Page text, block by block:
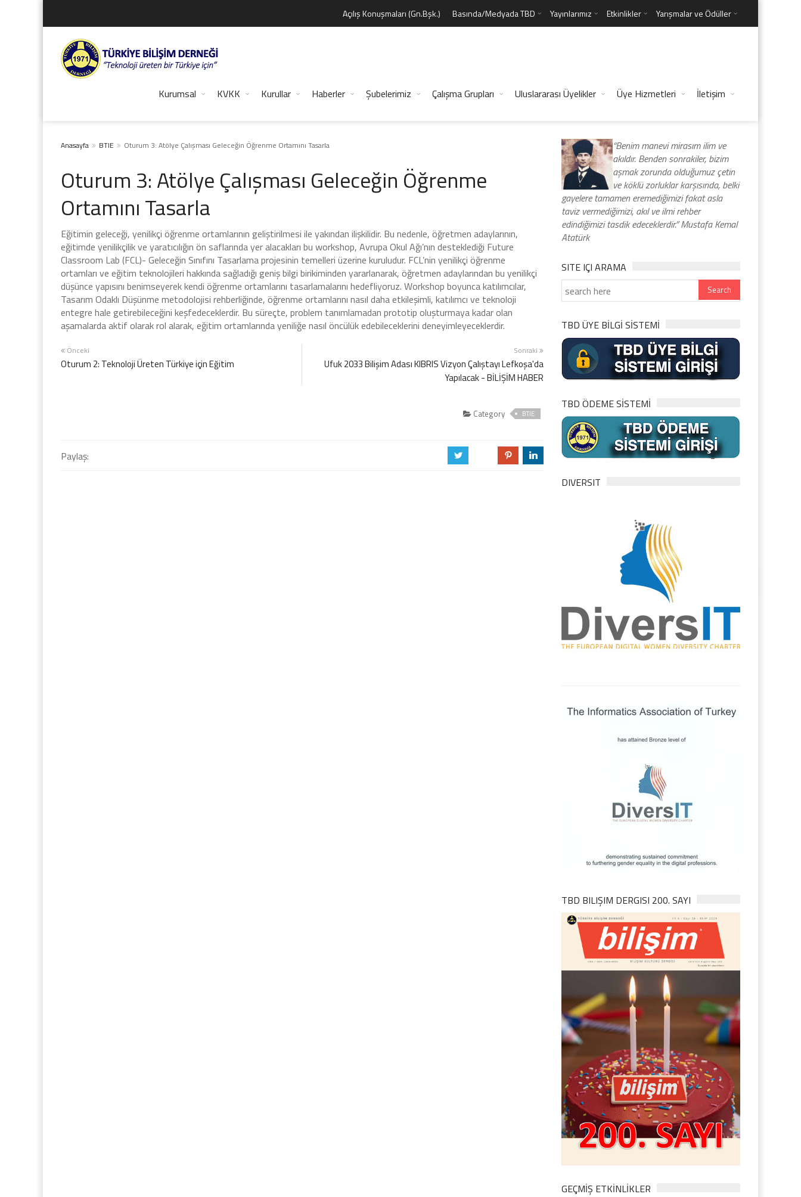
Açılış Konuşmaları (Gn.Bşk.) Basında/Medyada TBD Yayınlarımız Etkinlikler Yarışmalar ve Ödüller
Kurumsal KVKK Kurullar Haberler Şubelerimiz Çalışma Grupları Uluslararası Üyelikler Üye Hizmetleri İletişim
Anasayfa BTIE Oturum 3: Atölye Çalışması Geleceğin Öğrenme Ortamını Tasarla
Oturum 3: Atölye Çalışması Geleceğin Öğrenme
Ortamını Tasarla
Eğitimin geleceği, yenilikçi öğrenme ortamlarının geliştirilmesi ile yakından ilişkilidir. Bu nedenle, öğretmen adaylarının,
eğitimde yenilikçilik ve yaratıcılığın ön saflarında yer alacakları bu workshop, Avrupa Okul Ağı’nın desteklediği Future
Classroom Lab (FCL)- Geleceğin Sınıfını Tasarlama projesinin temelleri üzerine kuruludur. FCL’nin yenilikçi öğrenme
ortamları ve eğitim teknolojileri hakkında sağladığı geniş bilgi birikiminden yararlanarak, öğretmen adaylarından bu yenilikçi
düşünce yapısını benimseyerek kendi öğrenme ortamlarını tasarlamalarını hedefliyoruz. Workshop boyunca katılımcılar,
Tasarım Odaklı Düşünme metodolojisi rehberliğinde, öğrenme ortamlarını nasıl daha etkileşimli, katılımcı ve teknoloji
entegre hale getirebileceğini keşfedeceklerdir. Bu süreçte, problem tanımlamadan prototip oluşturmaya kadar olan
aşamalarda aktif olarak rol alarak, eğitim ortamlarında yeniliğe nasıl öncülük edebileceklerini deneyimleyeceklerdir.
Önceki
Oturum 2: Teknoloji Üreten Türkiye için Eğitim
Sonraki
Ufuk 2033 Bilişim Adası KIBRIS Vizyon Çalıştayı Lefkoşa'da
Yapılacak - BİLİŞİM HABER
Category BTIE
Paylaş: a d j
“Benim manevi mirasım ilim ve
akıldır. Benden sonrakiler, bizim
aşmak zorunda olduğumuz çetin
ve köklü zorluklar karşısında, belki
gayelere tamamen eremediğimizi fakat asla
taviz vermediğimizi, akıl ve ilmi rehber
edindiğimizi tasdik edeceklerdir.” Mustafa Kemal
Atatürk
SITE IÇI ARAMA
TBD ÜYE BİLGİ SİSTEMİ
TBD ÖDEME SİSTEMİ
DIVERSIT
TBD BILIŞIM DERGISI 200. SAYI
GEÇMİŞ ETKİNLİKLER